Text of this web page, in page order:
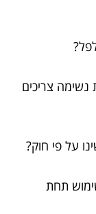
צריכים
תחת